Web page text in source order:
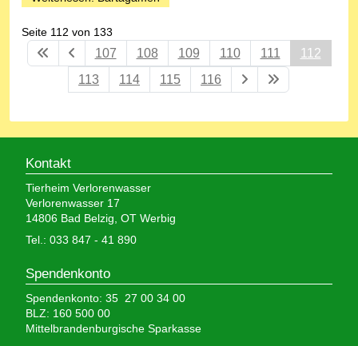
Seite 112 von 133
107 108 109 110 111
112
113
114 115 116
Kontakt
Tierheim Verlorenwasser
Verlorenwasser 17
14806 Bad Belzig, OT Werbig
Tel.: 033 847 - 41 890
Spendenkonto
Spendenkonto: 35 27 00 34 00
BLZ: 160 500 00
Mittelbrandenburgische Sparkasse